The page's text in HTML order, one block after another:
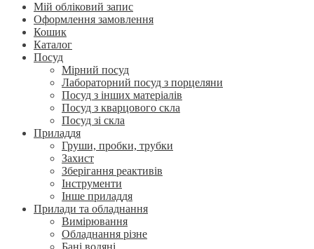
Мій обліковий запис
Оформлення замовлення
Кошик
Каталог
Посуд
Мірний посуд
Лабораторний посуд з порцеляни
Посуд з інших матеріалів
Посуд з кварцового скла
Посуд зі скла
Приладдя
Груши, пробки, трубки
Захист
Зберігання реактивів
Інструменти
Інше приладдя
Прилади та обладнання
Вимірювання
Обладнання різне
Бані водяні